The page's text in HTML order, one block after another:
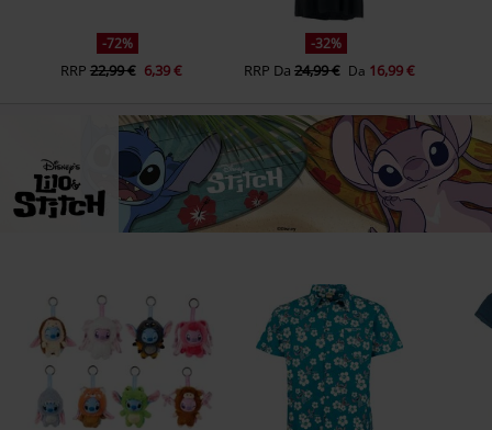
-72%
RRP 22,99 € 6,39 €
-32%
RRP Da 24,99 € Da 16,99 €